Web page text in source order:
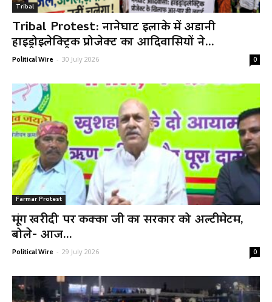
Tribal
Tribal Protest: नानेघाट इलाके में अडानी
हाइड्रोइलेक्ट्रिक प्रोजेक्ट का आदिवासियों ने...
Political Wire - 30 July 2026 0
Farmar Protest
मूंग खरीदी पर कक्का जी का सरकार को अल्टीमेटम,
बोले- आज...
Political Wire - 29 July 2026 0